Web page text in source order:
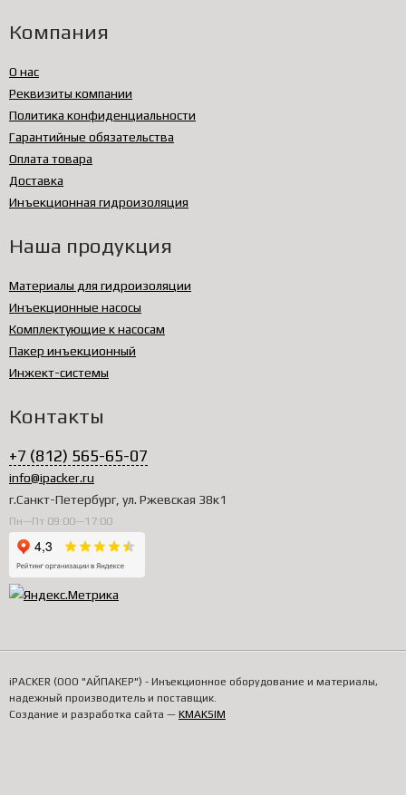
Компания
О нас
Реквизиты компании
Политика конфиденциальности
Гарантийные обязательства
Оплата товара
Доставка
Инъекционная гидроизоляция
Наша продукция
Материалы для гидроизоляции
Инъекционные насосы
Комплектующие к насосам
Пакер инъекционный
Инжект-системы
Контакты
+7 (812) 565-65-07
info@ipacker.ru
г.Санкт-Петербург, ул. Ржевская 38к1
Пн—Пт 09:00—17:00
iPACKER (ООО "АЙПАКЕР") - Инъекционное оборудование и материалы,
надежный производитель и поставщик.
Создание и разработка сайта — KMAKSIM